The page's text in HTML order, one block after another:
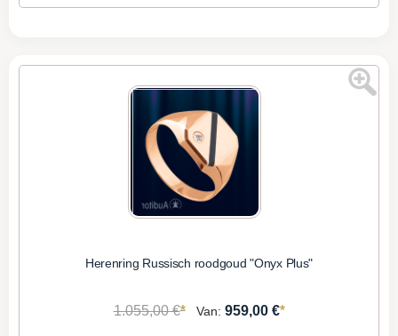
Herenring Russisch roodgoud "Onyx Plus"
1.055,00 €* Van: 959,00 €*